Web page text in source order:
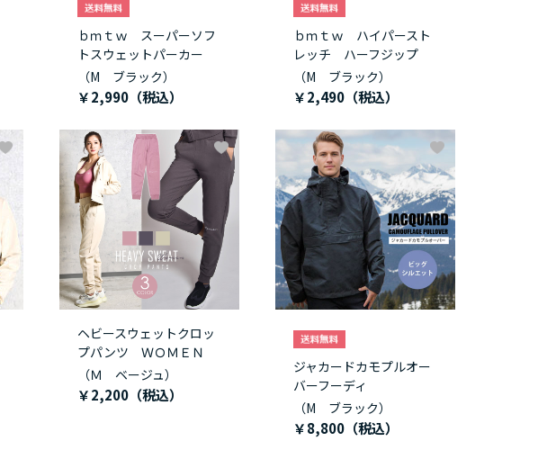
ｂｍｔｗ スーパーソフ
トスウェットパーカー
（M ブラック）
￥2,990
ｂｍｔｗ ハイパースト
レッチ ハーフジップ
（M ブラック）
￥2,490
ヘビースウェットクロッ
プパンツ ＷＯＭＥＮ
（Ｍ ベージュ）
￥2,200
ジャカードカモプルオー
バーフーディ
（M ブラック）
￥8,800